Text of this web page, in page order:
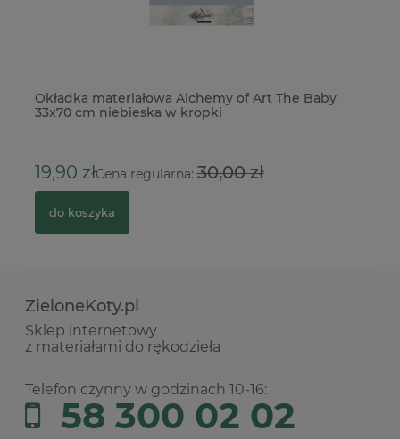
Okładka materiałowa Alchemy of Art The Baby
33x70 cm niebieska w kropki
19,90 złCena regularna:30,00 zł
do koszyka
ZieloneKoty.pl
Sklep internetowy
z materiałami do rękodzieła
Telefon czynny w godzinach 10-16:
58 300 02 02